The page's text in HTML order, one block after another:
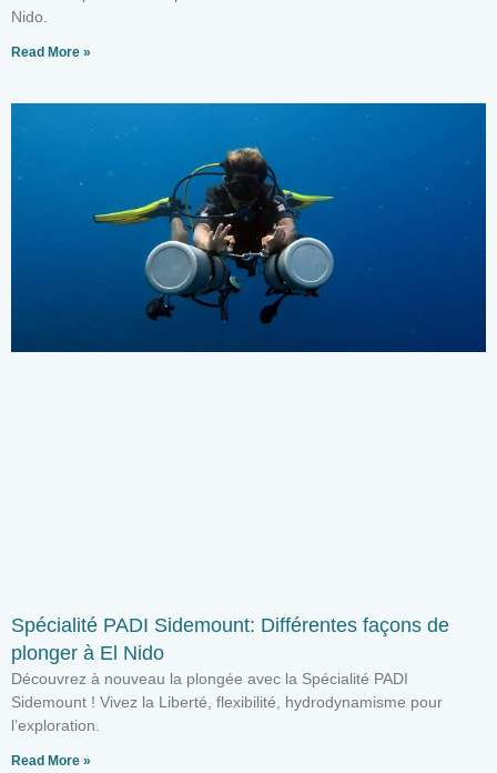
Nido.
Read More »
Spécialité PADI Sidemount: Différentes façons de
plonger à El Nido
Découvrez à nouveau la plongée avec la Spécialité PADI
Sidemount ! Vivez la Liberté, flexibilité, hydrodynamisme pour
l’exploration.
Read More »